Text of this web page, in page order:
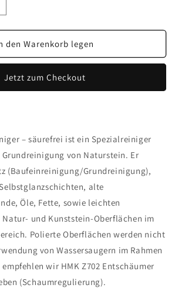
den Warenkorb legen
Jetzt zum Checkout
– säurefrei ist ein Spezialreiniger
von Naturstein. Er
(Baufeinreinigung/Grundreinigung),
alte
Öle, Fette, sowie leichten
Natur- und Kunststein-Oberflächen im
Polierte Oberflächen werden nicht
von Wassersaugern im Rahmen
wir HMK Z702 Entschäumer
(Schaumregulierung).